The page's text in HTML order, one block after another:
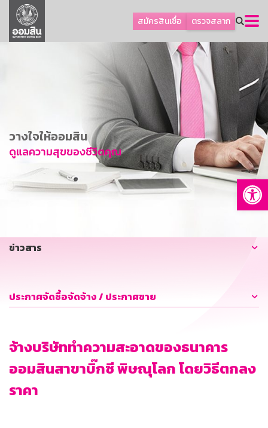
สมัครสินเชื่อ ตรวจสลาก
ลูกค้าธุรกิจ
ลูกค้าผู้ประกอบรายย่อย
การพัฒนาที่ยั่งยืน
ข่าวสาร
บริการทางการเงิน
อื่นๆ
วางใจให้ออมสิน
ดูแลความสุขของชีวิตคุณ
ข่าวสาร
ประกาศจัดซื้อจัดจ้าง / ประกาศขาย
จ้างบริษัททำความสะอาดของธนาคาร
ออมสินสาขาบิ๊กซี พิษณุโลก โดยวิธีตกลง
ราคา